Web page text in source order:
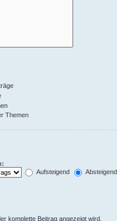
Themen
Aufsteigend
Absteigend
komplette Beitrag angezeigt wird.